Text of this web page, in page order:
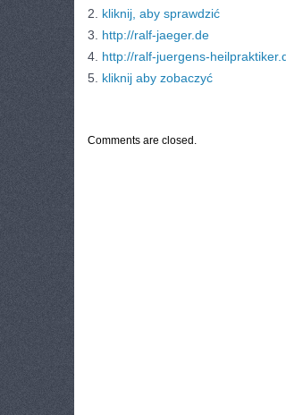
2. kliknij, aby sprawdzić
3. http://ralf-jaeger.de
4. http://ralf-juergens-
5. kliknij aby zobaczyć
Comments are closed.